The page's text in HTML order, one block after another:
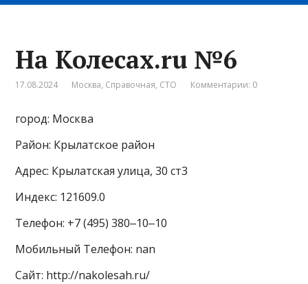
На Колесах.ru №6
17.08.2024 Москва, Справочная, СТО Комментарии: 0
город: Москва
Район: Крылатское район
Адрес: Крылатская улица, 30 ст3
Индекс: 121609.0
Телефон: +7 (495) 380‒10‒10
Мобильный Телефон: nan
Сайт: http://nakolesah.ru/